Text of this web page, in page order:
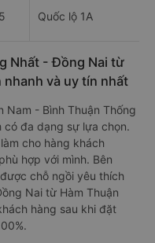
Quốc lộ 1A
Nhất - Đồng Nai từ
nhanh và uy tín nhất
Nam - Bình Thuận Thống
đa dạng sự lựa chọn.
cho hàng khách
hợp với mình. Bên
chỗ ngồi yêu thích
Nai từ Hàm Thuận
hàng sau khi đặt